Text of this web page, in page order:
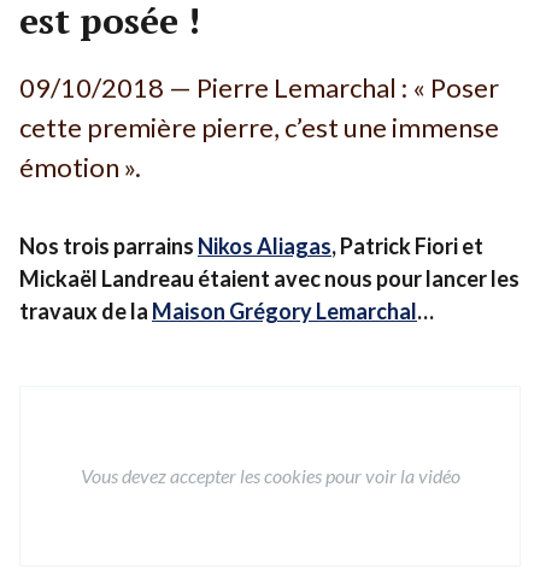
----------------------------
est posée !
09/10/2018 — Pierre Lemarchal : « Poser
cette première pierre, c’est une immense
émotion ».
Nos trois parrains Nikos Aliagas, Patrick Fiori et
Mickaël Landreau étaient avec nous pour lancer les
travaux de la Maison Grégory Lemarchal…